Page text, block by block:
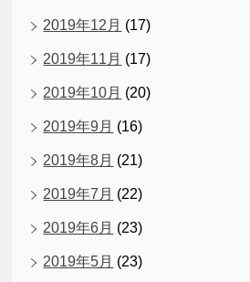
2019年12月 (17)
2019年11月 (17)
2019年10月 (20)
2019年9月 (16)
2019年8月 (21)
2019年7月 (22)
2019年6月 (23)
2019年5月 (23)